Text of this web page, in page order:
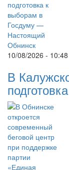
10/08/2026 - 10:48
В